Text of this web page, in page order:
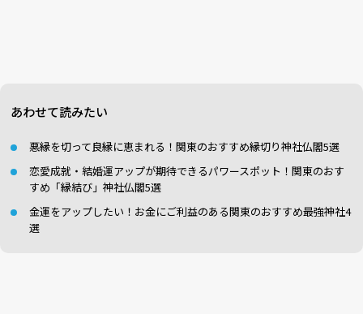
あわせて読みたい
悪縁を切って良縁に恵まれる！関東のおすすめ縁切り神社仏閣5選
恋愛成就・結婚運アップが期待できるパワースポット！関東のおす
すめ「縁結び」神社仏閣5選
金運をアップしたい！お金にご利益のある関東のおすすめ最強神社4
選